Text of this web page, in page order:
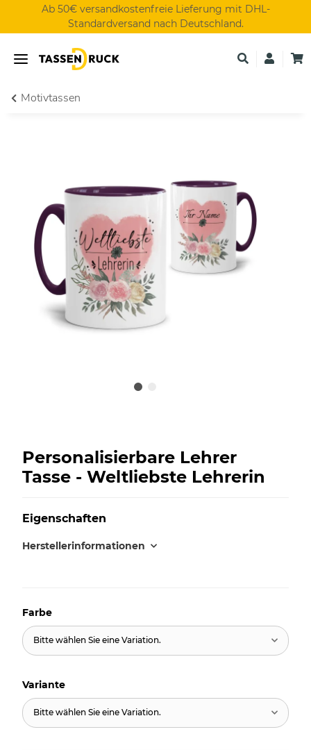
Ab 50€ versandkostenfreie Lieferung mit DHL-
Standardversand nach Deutschland.
Motivtassen
Personalisierbare Lehrer
Tasse - Weltliebste Lehrerin
Eigenschaften
Herstellerinformationen
Farbe
Bitte wählen Sie eine Variation.
Variante
Bitte wählen Sie eine Variation.